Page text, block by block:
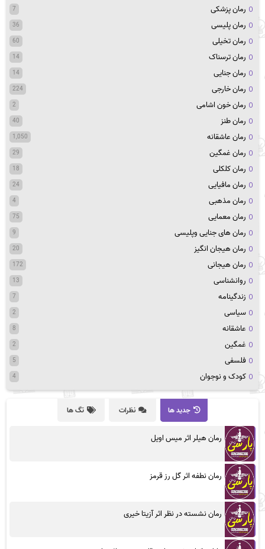
رمان پزشکی 7
رمان پلیسی 36
رمان تخیلی 60
رمان ترسناک 14
رمان جنایی 14
رمان خارجی 224
رمان خون اشامی 2
رمان طنز 40
رمان عاشقانه 1,050
رمان غمگین 29
رمان کلکلی 18
رمان مافیایی 24
رمان مذهبی 4
رمان معمایی 75
رمان های جنایی وپلیسی 9
رمان هیجان انگیز 20
رمان هیجانی 172
روانشناسی 13
زندگینامه 7
سیاسی 2
عاشقانه 8
غمگین 2
فلسفی 5
کودک و نوجوان 4
جدید ها نظرات تگ ها
رمان هیلر اثر میس اویل
رمان نطفه اثر گل رز قرمز
رمان نشسته در نظر اثر آزیتا خیری